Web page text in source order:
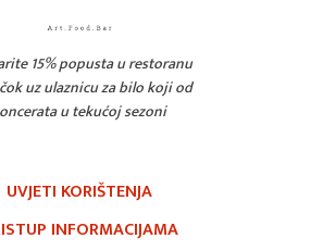
15% popusta u restoranu
uz ulaznicu za bilo koji od
u tekućoj sezoni
UVJETI KORIŠTENJA
INFORMACIJAMA